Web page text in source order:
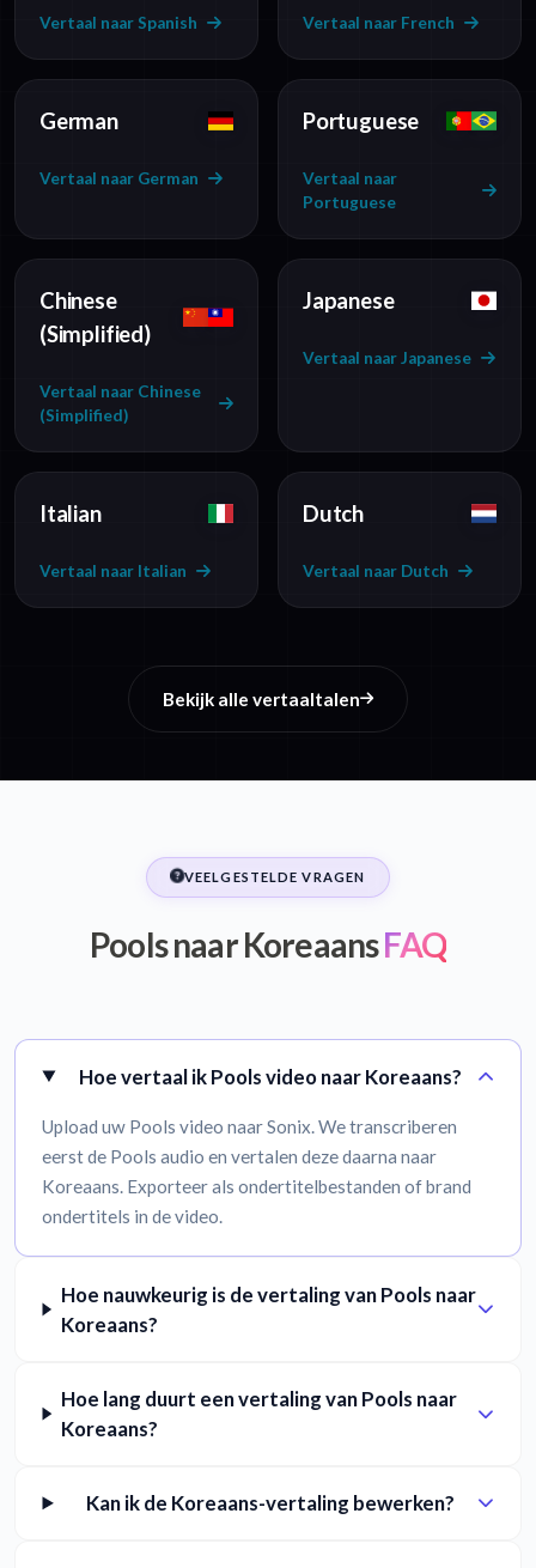
Vertaal naar Spanish Vertaal naar French
German
Vertaal naar German
Portuguese
Vertaal naar
Portuguese
Chinese
(Simplified)
Vertaal naar Chinese
(Simplified)
Japanese
Vertaal naar Japanese
Italian
Vertaal naar Italian
Dutch
Vertaal naar Dutch
Bekijk alle vertaaltalen
VEELGESTELDE VRAGEN
Pools naar KoreaansFAQ
Hoe vertaal ik Pools video naar Koreaans?
Upload uw Pools video naar Sonix. We transcriberen
eerst de Pools audio en vertalen deze daarna naar
Koreaans. Exporteer als ondertitelbestanden of brand
ondertitels in de video.
Hoe nauwkeurig is de vertaling van Pools naar
Koreaans?
Hoe lang duurt een vertaling van Pools naar
Koreaans?
Kan ik de Koreaans-vertaling bewerken?